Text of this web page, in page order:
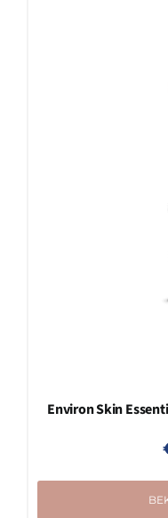
Environ Skin